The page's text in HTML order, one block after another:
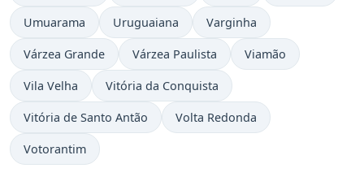
Umuarama Uruguaiana Varginha
Várzea Grande Várzea Paulista Viamão
Vila Velha Vitória da Conquista
Vitória de Santo Antão Volta Redonda
Votorantim